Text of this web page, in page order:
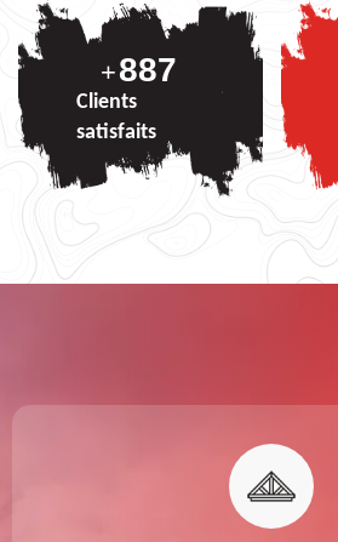
+887
Clients
satisfaits